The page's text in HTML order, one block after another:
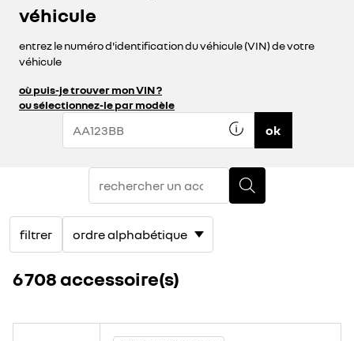
véhicule
entrez le numéro d'identification du véhicule (VIN) de votre
véhicule
où puis-je trouver mon VIN ?
ou sélectionnez-le par modèle
ok
filtrer
6 708 accessoire(s)